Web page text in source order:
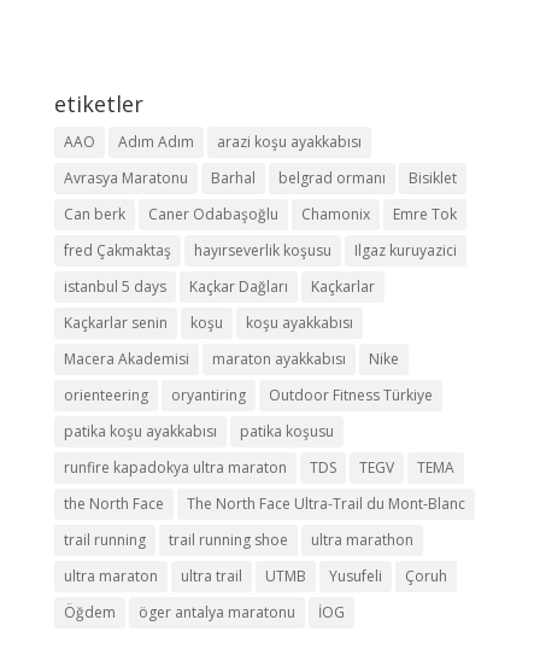
etiketler
AAO Adım Adım
arazi koşu ayakkabısı
Avrasya Maratonu
Barhal belgrad ormanı
Bisiklet
Can berk
Caner Odabaşoğlu Chamonix
Emre Tok
fred Çakmaktaş
hayırseverlik koşusu
Ilgaz kuruyazici
istanbul 5 days
Kaçkar Dağları
Kaçkarlar
Kaçkarlar senin
koşu
koşu ayakkabısı
Macera Akademisi
maraton ayakkabısı
Nike
orienteering
oryantiring
Outdoor Fitness Türkiye
patika koşu ayakkabısı
patika koşusu
runfire kapadokya ultra maraton
TDS TEGV
TEMA
the North Face
The North Face Ultra-Trail du Mont-Blanc
trail running
trail running shoe
ultra marathon
ultra maraton
ultra trail UTMB Yusufeli
Çoruh
Öğdem
öger antalya maratonu İOG